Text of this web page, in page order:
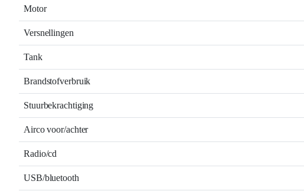
Motor
Versnellingen
Tank
Brandstofverbruik
Stuurbekrachtiging
Airco voor/achter
Radio/cd
USB/bluetooth